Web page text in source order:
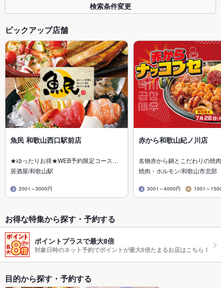
検索条件変更
ピックアップ店舗
魚民 和歌山西口駅前店
★ゆったりお得★WEB予約限定コース…
居酒屋/和歌山駅
2001～3000円
赤から和歌山紀ノ川店
名物赤から鍋とこだわりの焼
焼肉・ホルモン/和歌山市北部
3001～4000円 1001～
お得な特集から探す・予約する
ポイントプラスで最大8倍
対象日時のネット予約でポイントが最大8倍たまるお店はこちら！
目的から探す・予約する